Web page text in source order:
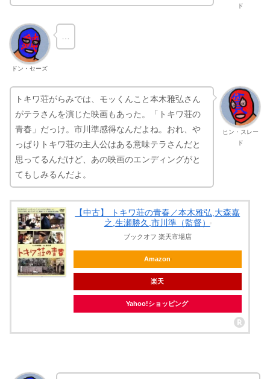
ド
ドン・セーズ
ヒン・スレー
ド
トキワ荘がらみでは、モッくんこと本木雅弘さん
がテラさんを演じた映画もあった。「トキワ荘の
青春」だっけ。市川準感得なんだよね。おれ、や
っぱりトキワ荘の主人公はある意味テラさんだと
思ってるんだけど、あの映画のエンディングがと
てもしみるんだよ。
【中古】 トキワ荘の青春／本木雅弘,大森嘉
之,生瀬勝久,市川準（監督）
ブックオフ 楽天市場店
Amazon
楽天
Yahoo!ショッピング